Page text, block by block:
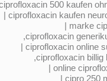
500 kaufen
ciprofloxacin kaufen
marke
ciprofloxacin
ciprofloxacin online
ciprofloxacin billig
online
cipro 250